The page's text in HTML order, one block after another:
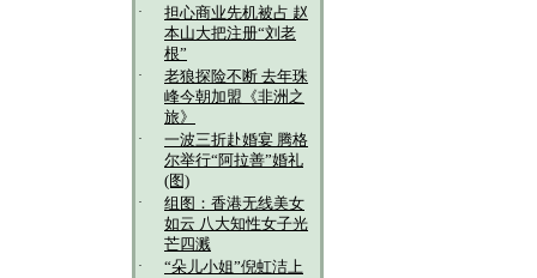
·
担心商业先机被占 赵
本山大把注册“刘老
根”
·
老狼探险不断 去年珠
峰今朝加盟《非洲之
旅》
·
一波三折赴婚宴 腾格
尔举行“阿拉善”婚礼
(图)
·
组图：香港无线美女
如云 八大知性女子光
芒四溅
·
“朵儿小姐”倪虹洁上